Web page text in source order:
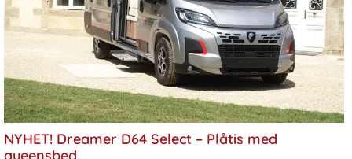
NYHET! Dreamer D64 Select – Plåtis med
queensbed